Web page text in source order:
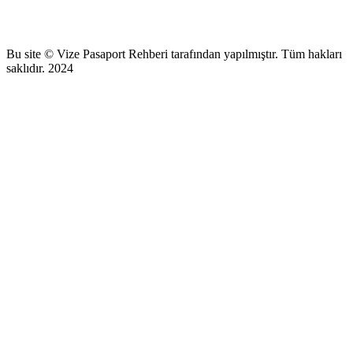
Bu site © Vize Pasaport Rehberi tarafından yapılmıştır. Tüm hakları
saklıdır. 2024